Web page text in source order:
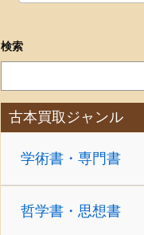
検索
古本買取ジャンル
学術書・専門書
哲学書・思想書